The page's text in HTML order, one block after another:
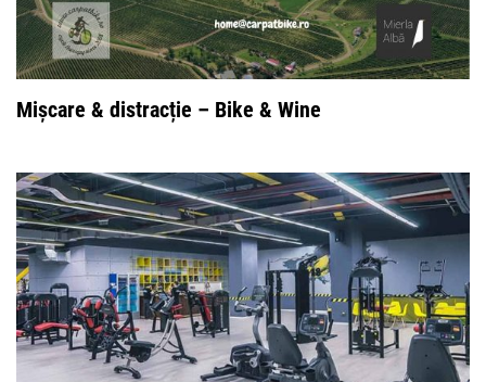
Mișcare & distracție – Bike & Wine